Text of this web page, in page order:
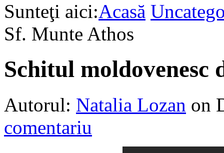
Sunteţi aici:Acasă
Sf. Munte Athos
Schitul moldovenesc
Autorul: Natalia Lozan on
comentariu